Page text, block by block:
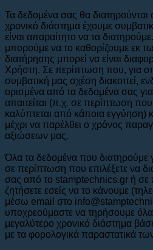
Τα δεδομένα σας θα
χρονικό διάστημα έχουμε
είναι απαραίτητο να τα
μπορούμε να το καθορίζουμε εκ
διατήρησης μπορεί να είναι
Χρήστη. Σε περίπτωση που, για
συμβατική μας σχέση διακοπεί,
ορισμένα από τα δεδομένα σας
απαιτείται (π.χ. σε περίπτωση
καλύπτεται από κάποια εγγύηση)
μέχρι να παρέλθει ο χρόνος
αξιώσεων μας.
Όλα τα δεδομένα που διατηρούμε
σε περίπτωση που επιλέξετε να
σας από το stamptechnics.gr ή σε
ζητήσετε εσείς να το κάνουμε
μέσω email στο
υποχρεούμαστε να τηρήσουμε
μεγαλύτερο χρονικό διάστημα
με τα φορολογικά παραστατικά